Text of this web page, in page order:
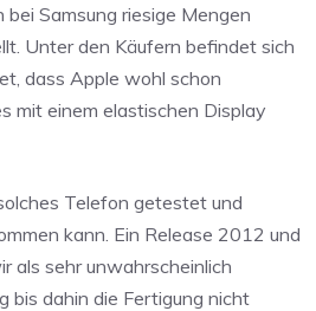
Samsung riesige Mengen
Unter den Käufern befindet sich
dass Apple wohl schon
mit einem elastischen Display
Telefon getestet und
kann. Ein Release 2012 und
als sehr unwahrscheinlich
bis dahin die Fertigung nicht